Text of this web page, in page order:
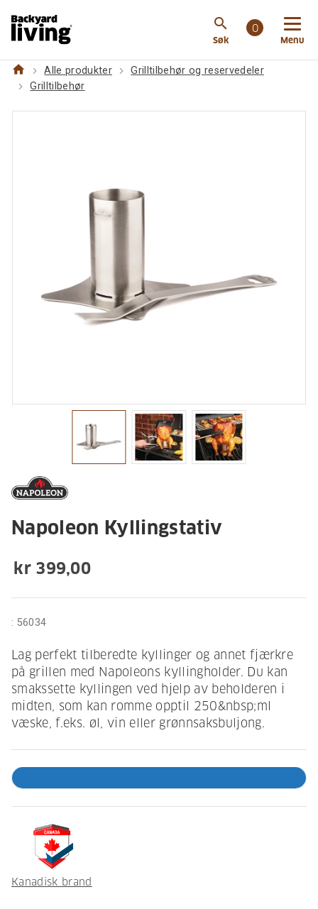
search
Søk
0
Menu
og-reservedeler/grilltilbehoer/napoleon-kyllingstativ
home Alle produkter
Grilltilbehør og reservedeler
Grilltilbehør
Napoleon Kyllingstativ
kr 399,00
: 56034
Lag perfekt tilberedte kyllinger og annet fjærkre
på grillen med Napoleons kyllingholder. Du kan
smakssette kyllingen ved hjelp av beholderen i
midten, som kan romme opptil 250&nbsp;ml
væske, f.eks. øl, vin eller grønnsaksbuljong.
Kanadisk brand